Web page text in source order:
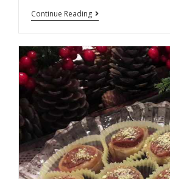
Continue Reading Χριστόψωμο